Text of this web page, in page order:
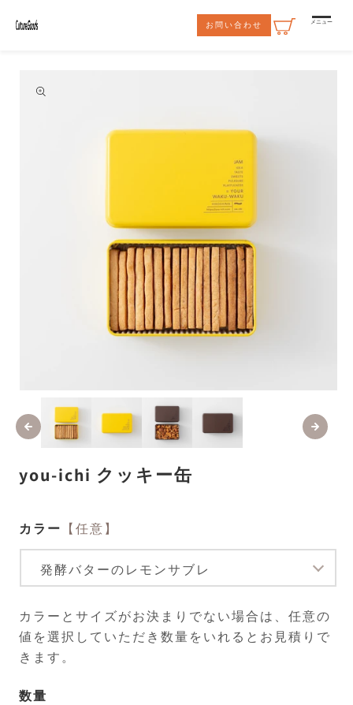
ンツに
進む
お問い合わせ メニュー
報にス
キップ
ダ
ル
デ
(1)
を
開
you-ichi クッキー缶
カラー 【任意】
カラーとサイズがお決まりでない場合は、任意の
値を選択していただき数量をいれるとお見積りで
きます。
数
数量